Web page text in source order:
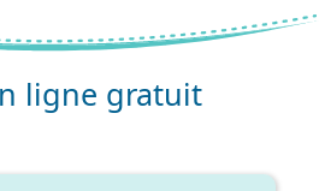
ligne gratuit